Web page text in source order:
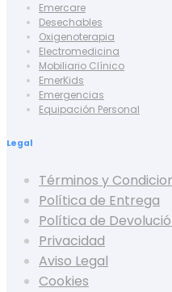
Emercare
Desechables
Oxigenoterapia
Electromedicina
Mobiliario Clínico
EmerKids
Emergencias
Equipación Personal
Legal
Términos y
Política de Entrega
Política de
Privacidad
Aviso Legal
Cookies